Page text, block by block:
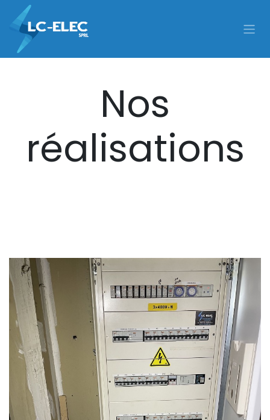
Se rendre au contenu
Nos
réalisations